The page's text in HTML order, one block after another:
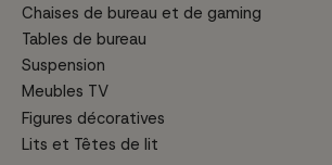
Chaises de bureau et de gaming
Tables de bureau
Suspension
Meubles TV
Figures décoratives
Lits et Têtes de lit